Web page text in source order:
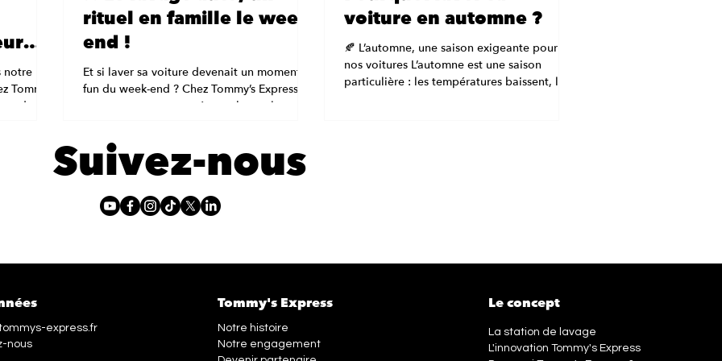
!
notre
des
rituel en famille le week-
end !
Et si laver sa voiture devenait un moment
fun du week-end ? Chez Tommy’s Express ,
on a souvent remarqué une chose : le
voiture en automne ?
🍂 L’automne, une saison exigeante pour
nos voitures L’automne est une saison
particulière : les températures baissent, les
Suivez-nous
express.fr
nous
Tommy's Express
Notre histoire
Notre engagement
Le concept
La station de lavage
L'innovation Tommy's Express